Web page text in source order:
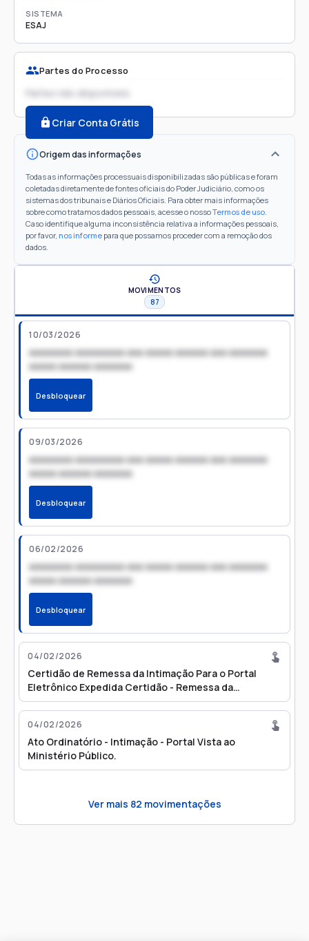
SISTEMA
ESAJ
Partes do Processo
Partes não disponíveis
Criar Conta Grátis
Origem das informações
Todas as informações processuais disponibilizadas são públicas e foram
coletadas diretamente de fontes oficiais do Poder Judiciário, como os
sistemas dos tribunais e Diários Oficiais. Para obter mais informações
sobre como tratamos dados pessoais, acesse o nossoTermos de uso.
Caso identifique alguma inconsistência relativa a informações pessoais,
por favor, nos informe para que possamos proceder com a remoção dos
dados.
MOVIMENTOS
87
10/03/2026
xxxxxxxx xxxxxxxxx xxx xxxxx xxxxxx xxx xxxxxxx
xxxxx xxxxxx xxxxxxx
Desbloquear
09/03/2026
xxxxxxxx xxxxxxxxx xxx xxxxx xxxxxx xxx xxxxxxx
xxxxx xxxxxx xxxxxxx
Desbloquear
06/02/2026
xxxxxxxx xxxxxxxxx xxx xxxxx xxxxxx xxx xxxxxxx
xxxxx xxxxxx xxxxxxx
Desbloquear
04/02/2026
Certidão de Remessa da Intimação Para o Portal
Eletrônico Expedida Certidão - Remessa da
Intimação para o Portal Eletrônico
04/02/2026
Ato Ordinatório - Intimação - Portal Vista ao
Ministério Público.
Ver mais 82 movimentações